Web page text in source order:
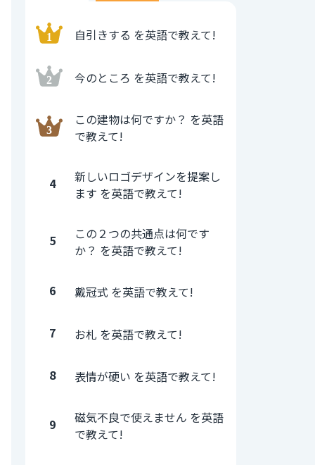
自引きする を英語で教えて!
今のところ を英語で教えて!
この建物は何ですか？ を英語
で教えて!
4
新しいロゴデザインを提案し
ます を英語で教えて!
5
この２つの共通点は何です
か？ を英語で教えて!
6 戴冠式 を英語で教えて!
7 お札 を英語で教えて!
8 表情が硬い を英語で教えて!
9
磁気不良で使えません を英語
で教えて!